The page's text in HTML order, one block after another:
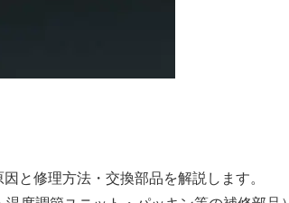
と修理方法・交換部品を解説します。